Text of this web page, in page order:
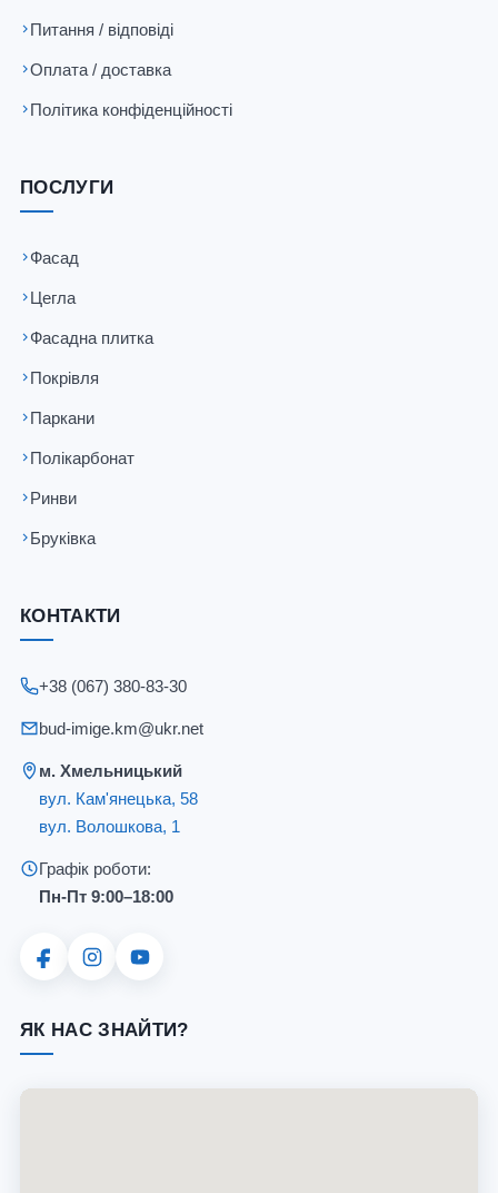
Питання / відповіді
Оплата / доставка
Політика конфіденційності
ПОСЛУГИ
Фасад
Цегла
Фасадна плитка
Покрівля
Паркани
Полікарбонат
Ринви
Бруківка
КОНТАКТИ
+38 (067) 380-83-30
bud-imige.km@ukr.net
м. Хмельницький
вул. Кам'янецька, 58
вул. Волошкова, 1
Графік роботи:
Пн-Пт 9:00–18:00
ЯК НАС ЗНАЙТИ?